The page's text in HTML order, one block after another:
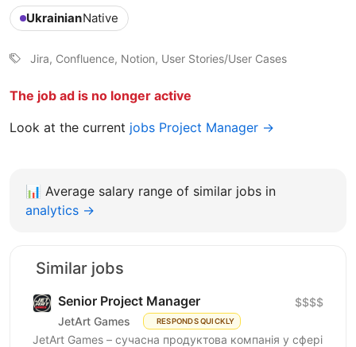
UkrainianNative
Jira, Confluence, Notion, User Stories/User Cases
The job ad is no longer active
Look at the current jobs Project Manager →
📊 Average salary range of similar jobs in
analytics →
Similar jobs
Senior Project Manager
JetArt Games RESPONDS QUICKLY
$$$$
JetArt Games – сучасна продуктова компанія у сфері